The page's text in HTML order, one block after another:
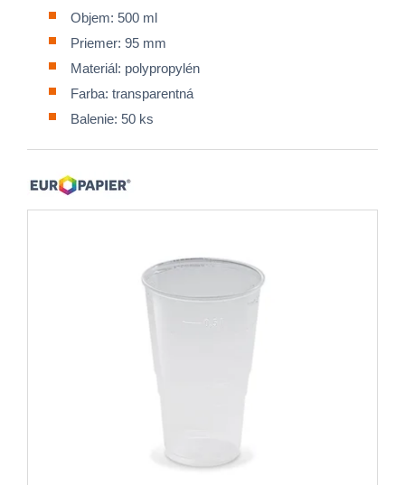
Objem: 500 ml
Priemer: 95 mm
Materiál: polypropylén
Farba: transparentná
Balenie: 50 ks